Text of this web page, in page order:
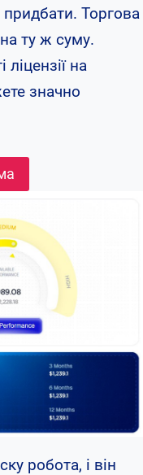
Торгова
ту ж суму.
на
значно
робота, і він